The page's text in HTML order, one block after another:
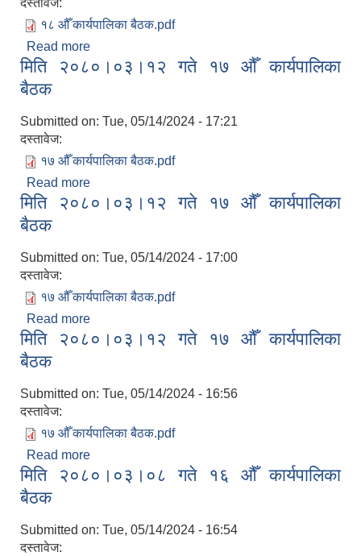
दस्तावेज:
१८ औँ कार्यपालिका बैठक.pdf
Read more
मिति २०८०।०३।१२ गते १७ ‌औँ कार्यपालिका
बैठक
Submitted on: Tue, 05/14/2024 - 17:21
दस्तावेज:
१७ औँ कार्यपालिका बैठक.pdf
Read more
मिति २०८०।०३।१२ गते १७ ‌औँ कार्यपालिका
बैठक
Submitted on: Tue, 05/14/2024 - 17:00
दस्तावेज:
१७ औँ कार्यपालिका बैठक.pdf
Read more
मिति २०८०।०३।१२ गते १७ ‌औँ कार्यपालिका
बैठक
Submitted on: Tue, 05/14/2024 - 16:56
दस्तावेज:
१७ औँ कार्यपालिका बैठक.pdf
Read more
मिति २०८०।०३।०८ गते १६ ‌औँ कार्यपालिका
बैठक
Submitted on: Tue, 05/14/2024 - 16:54
दस्तावेज: